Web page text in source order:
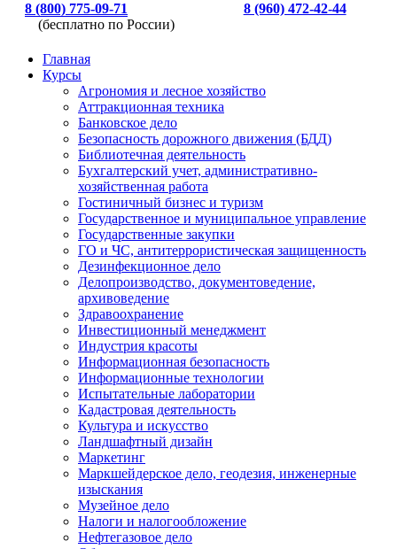
8 (800) 775-09-71
(бесплатно по России)
8 (960) 472-42-44
Главная
Курсы
Агрономия и лесное хозяйство
Аттракционная техника
Банковское дело
Безопасность дорожного движения (БДД)
Библиотечная деятельность
Бухгалтерский учет, административно-
хозяйственная работа
Гостиничный бизнес и туризм
Государственное и муниципальное управление
Государственные закупки
ГО и ЧС, антитеррористическая защищенность
Дезинфекционное дело
Делопроизводство, документоведение,
архивоведение
Здравоохранение
Инвестиционный менеджмент
Индустрия красоты
Информационная безопасность
Информационные технологии
Испытательные лаборатории
Кадастровая деятельность
Культура и искусство
Ландшафтный дизайн
Маркетинг
Маркшейдерское дело, геодезия, инженерные
изыскания
Музейное дело
Налоги и налогообложение
Нефтегазовое дело